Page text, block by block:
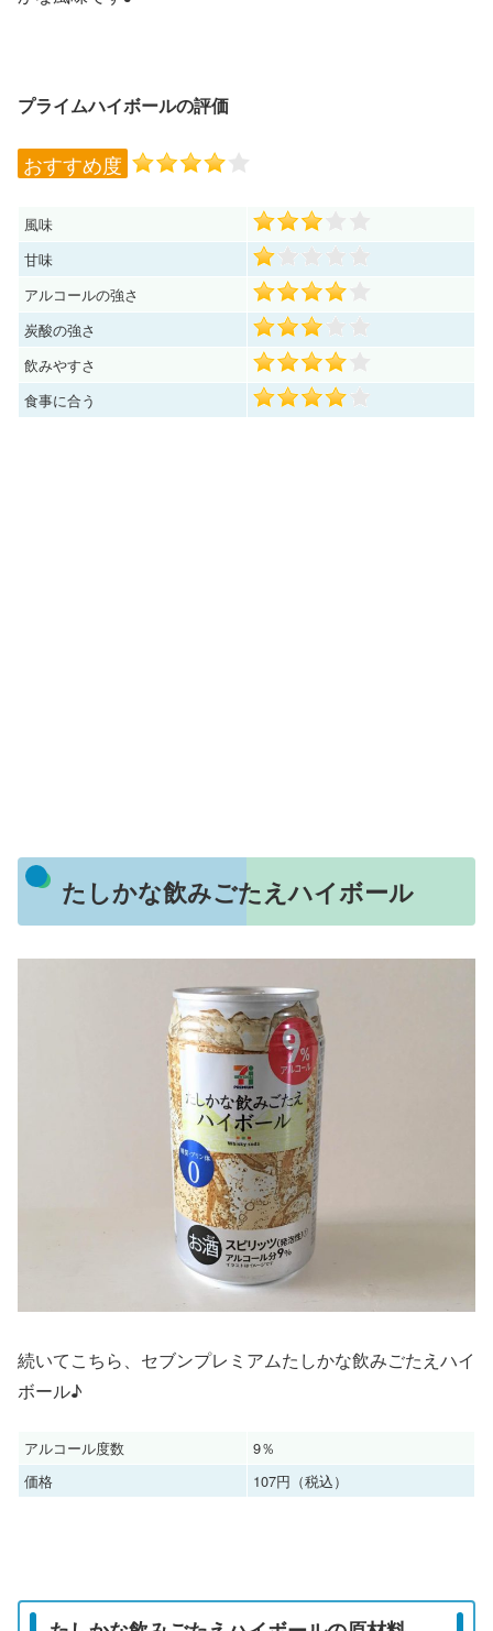
プライムハイボールの評価
おすすめ度
風味
甘味
アルコールの強さ
炭酸の強さ
飲みやすさ
食事に合う
たしかな飲みごたえハイボール
続いてこちら、セブンプレミアムたしかな飲みごたえハイ
ボール♪
アルコール度数
9％
価格
107円（税込）